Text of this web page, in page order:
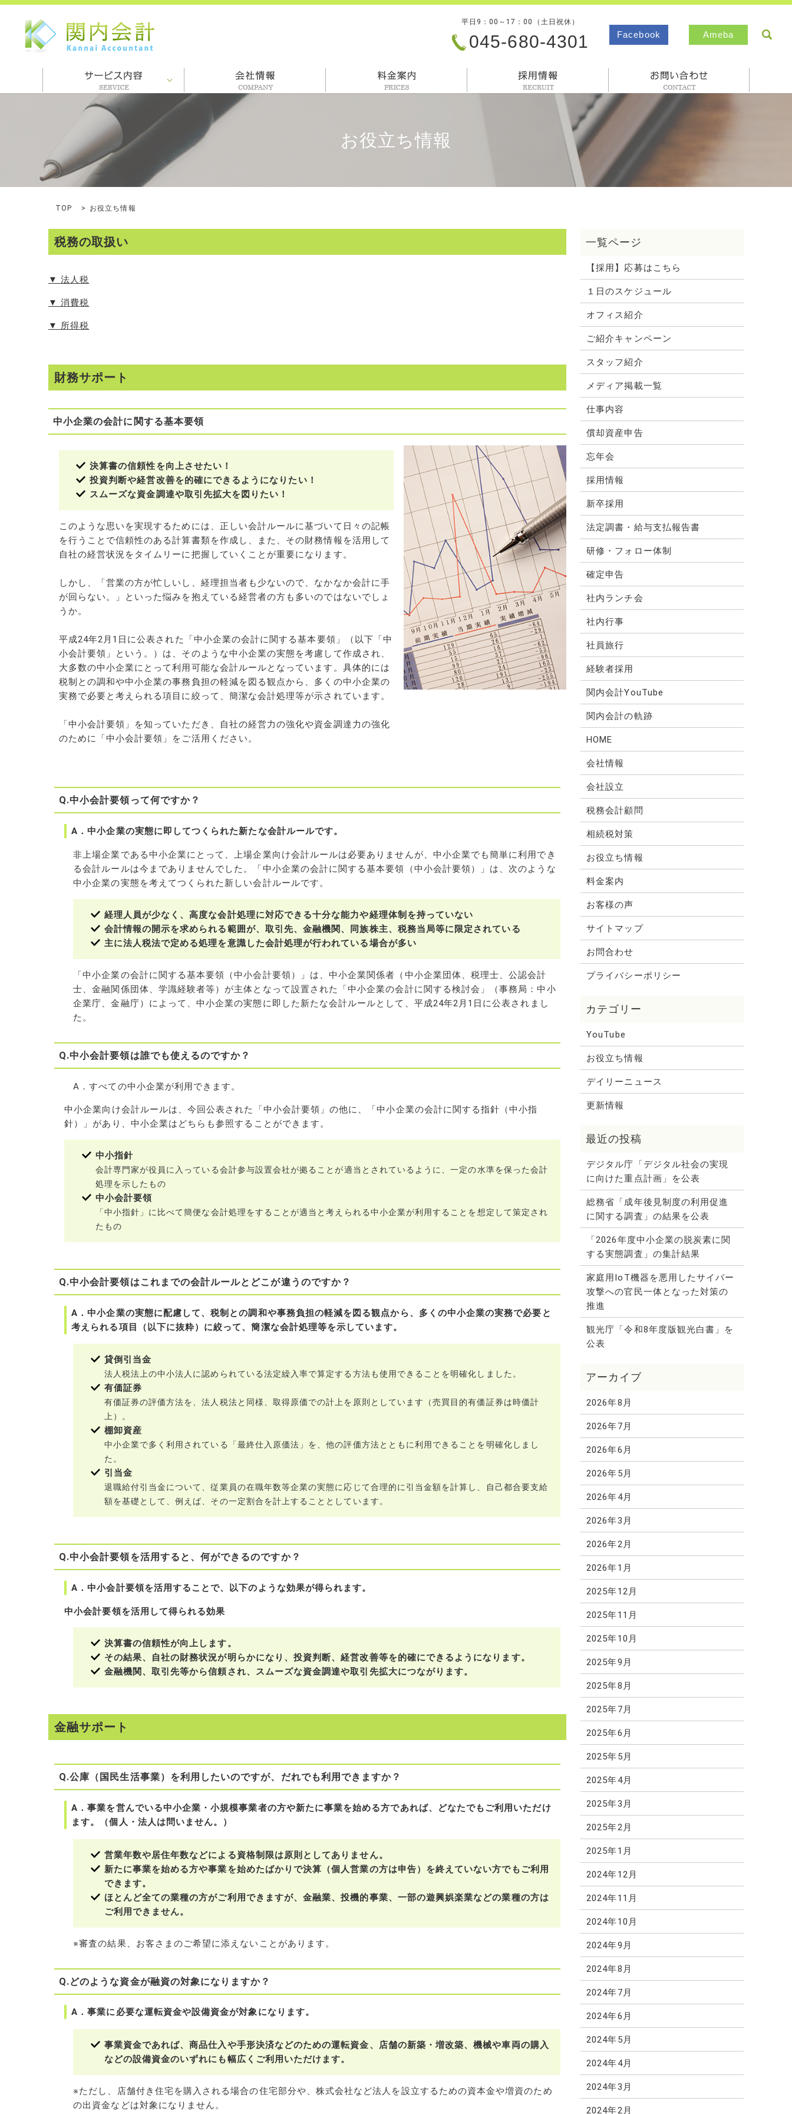
平日9：00～17：00（土日祝休）
045-680-4301 Facebook Ameba
お役立ち情報
TOP お役立ち情報
税務の取扱い
▼ 法人税
▼ 消費税
▼ 所得税
財務サポート
中小企業の会計に関する基本要領
決算書の信頼性を向上させたい！
投資判断や経営改善を的確にできるようになりたい！
スムーズな資金調達や取引先拡大を図りたい！
このような思いを実現するためには、正しい会計ルールに基づいて日々の記帳
を行うことで信頼性のある計算書類を作成し、また、その財務情報を活用して
自社の経営状況をタイムリーに把握していくことが重要になります。
しかし、「営業の方が忙しいし、経理担当者も少ないので、なかなか会計に手
が回らない。」といった悩みを抱えている経営者の方も多いのではないでしょ
うか。
平成24年2月1日に公表された「中小企業の会計に関する基本要領」（以下「中
小会計要領」という。）は、そのような中小企業の実態を考慮して作成され、
大多数の中小企業にとって利用可能な会計ルールとなっています。具体的には
税制との調和や中小企業の事務負担の軽減を図る観点から、多くの中小企業の
実務で必要と考えられる項目に絞って、簡潔な会計処理等が示されています。
「中小会計要領」を知っていただき、自社の経営力の強化や資金調達力の強化
のために「中小会計要領」をご活用ください。
Q.中小会計要領って何ですか？
A．中小企業の実態に即してつくられた新たな会計ルールです。
非上場企業である中小企業にとって、上場企業向け会計ルールは必要ありませんが、中小企業でも簡単に利用でき
る会計ルールは今までありませんでした。「中小企業の会計に関する基本要領（中小会計要領）」は、次のような
中小企業の実態を考えてつくられた新しい会計ルールです。
経理人員が少なく、高度な会計処理に対応できる十分な能力や経理体制を持っていない
会計情報の開示を求められる範囲が、取引先、金融機関、同族株主、税務当局等に限定されている
主に法人税法で定める処理を意識した会計処理が行われている場合が多い
「中小企業の会計に関する基本要領（中小会計要領）」は、中小企業関係者（中小企業団体、税理士、公認会計
士、金融関係団体、学識経験者等）が主体となって設置された「中小企業の会計に関する検討会」（事務局：中小
企業庁、金融庁）によって、中小企業の実態に即した新たな会計ルールとして、平成24年2月1日に公表されまし
た。
Q.中小会計要領は誰でも使えるのですか？
A．すべての中小企業が利用できます。
中小企業向け会計ルールは、今回公表された「中小会計要領」の他に、「中小企業の会計に関する指針（中小指
針）」があり、中小企業はどちらも参照することができます。
中小指針
会計専門家が役員に入っている会計参与設置会社が拠ることが適当とされているように、一定の水準を保った会計
処理を示したもの
中小会計要領
「中小指針」に比べて簡便な会計処理をすることが適当と考えられる中小企業が利用することを想定して策定され
たもの
Q.中小会計要領はこれまでの会計ルールとどこが違うのですか？
A．中小企業の実態に配慮して、税制との調和や事務負担の軽減を図る観点から、多くの中小企業の実務で必要と
考えられる項目（以下に抜粋）に絞って、簡潔な会計処理等を示しています。
貸倒引当金
法人税法上の中小法人に認められている法定繰入率で算定する方法も使用できることを明確化しました。
有価証券
有価証券の評価方法を、法人税法と同様、取得原価での計上を原則としています（売買目的有価証券は時価計
上）。
棚卸資産
中小企業で多く利用されている「最終仕入原価法」を、他の評価方法とともに利用できることを明確化しまし
た。
引当金
退職給付引当金について、従業員の在職年数等企業の実態に応じて合理的に引当金額を計算し、自己都合要支給
額を基礎として、例えば、その一定割合を計上することとしています。
Q.中小会計要領を活用すると、何ができるのですか？
A．中小会計要領を活用することで、以下のような効果が得られます。
中小会計要領を活用して得られる効果
決算書の信頼性が向上します。
その結果、自社の財務状況が明らかになり、投資判断、経営改善等を的確にできるようになります。
金融機関、取引先等から信頼され、スムーズな資金調達や取引先拡大につながります。
金融サポート
Q.公庫（国民生活事業）を利用したいのですが、だれでも利用できますか？
A．事業を営んでいる中小企業・小規模事業者の方や新たに事業を始める方であれば、どなたでもご利用いただけ
ます。（個人・法人は問いません。）
営業年数や居住年数などによる資格制限は原則としてありません。
新たに事業を始める方や事業を始めたばかりで決算（個人営業の方は申告）を終えていない方でもご利用
できます。
ほとんど全ての業種の方がご利用できますが、金融業、投機的事業、一部の遊興娯楽業などの業種の方は
ご利用できません。
※審査の結果、お客さまのご希望に添えないことがあります。
Q.どのような資金が融資の対象になりますか？
A．事業に必要な運転資金や設備資金が対象になります。
事業資金であれば、商品仕入や手形決済などのための運転資金、店舗の新築・増改築、機械や車両の購入
などの設備資金のいずれにも幅広くご利用いただけます。
※ただし、店舗付き住宅を購入される場合の住宅部分や、株式会社など法人を設立するための資本金や増資のため
の出資金などは対象になりません。
【採用】応募はこちら
１日のスケジュール
オフィス紹介
ご紹介キャンペーン
スタッフ紹介
メディア掲載一覧
仕事内容
償却資産申告
忘年会
採用情報
新卒採用
法定調書・給与支払報告書
研修・フォロー体制
確定申告
社内ランチ会
社内行事
社員旅行
経験者採用
関内会計YouTube
関内会計の軌跡
HOME
会社情報
会社設立
税務会計顧問
相続税対策
お役立ち情報
料金案内
お客様の声
サイトマップ
お問合わせ
プライバシーポリシー
YouTube
お役立ち情報
デイリーニュース
更新情報
デジタル庁「デジタル社会の実現
に向けた重点計画」を公表
総務省「成年後見制度の利用促進
に関する調査」の結果を公表
「2026年度中小企業の脱炭素に関
する実態調査」の集計結果
家庭用IoT機器を悪用したサイバー
攻撃への官民一体となった対策の
推進
観光庁「令和8年度版観光白書」を
公表
2026年8月
2026年7月
2026年6月
2026年5月
2026年4月
2026年3月
2026年2月
2026年1月
2025年12月
2025年11月
2025年10月
2025年9月
2025年8月
2025年7月
2025年6月
2025年5月
2025年4月
2025年3月
2025年2月
2025年1月
2024年12月
2024年11月
2024年10月
2024年9月
2024年8月
2024年7月
2024年6月
2024年5月
2024年4月
2024年3月
2024年2月